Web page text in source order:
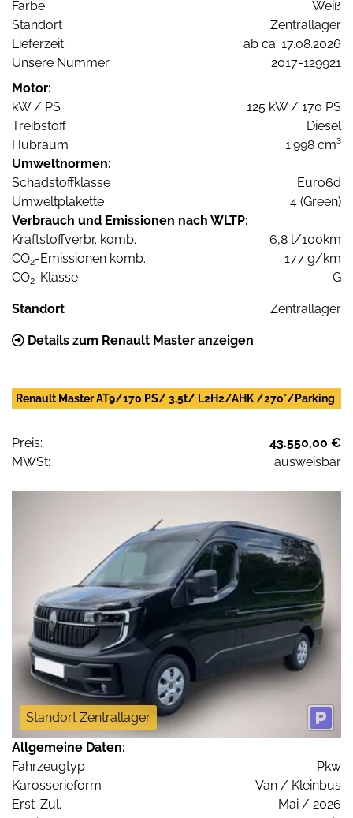
Farbe
Weiß
Standort
Zentrallager
Lieferzeit
ab ca. 17.08.2026
Unsere Nummer
2017-129921
Motor:
kW / PS
125 kW / 170 PS
Treibstoff
Diesel
Hubraum
1.998 cm³
Umweltnormen:
Schadstoffklasse
Euro6d
Umweltplakette
4 (Green)
Verbrauch und Emissionen nach WLTP:
Kraftstoffverbr. komb.
6,8 l/100km
CO2-Emissionen komb.
177 g/km
CO2-Klasse G
Standort Zentrallager
Details zum Renault Master anzeigen
Renault Master AT9/170 PS/ 3,5t/ L2H2/AHK /270°/Parking
Preis:
43.550,00 €
MWSt:
ausweisbar
Standort Zentrallager
Allgemeine Daten:
Fahrzeugtyp
Pkw
Karosserieform
Van / Kleinbus
Erst-Zul.
Mai / 2026